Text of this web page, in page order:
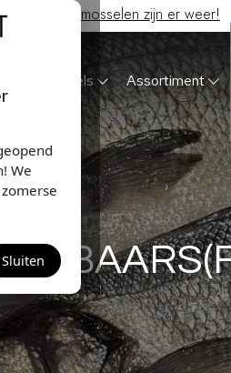
We
Sluiten
bodem mosselen zijn er weer!
Winkels Assortiment